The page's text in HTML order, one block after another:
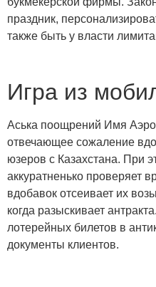
праздник,
также быть у власти
Игра из
Аська поощрений Имя
отвечающее сожаление
юзеров с Казахстана. При
аккуратненько проверяет
вдобавок отсеивает их
когда разыскивает
лотерейных билетов в
документы клиентов.